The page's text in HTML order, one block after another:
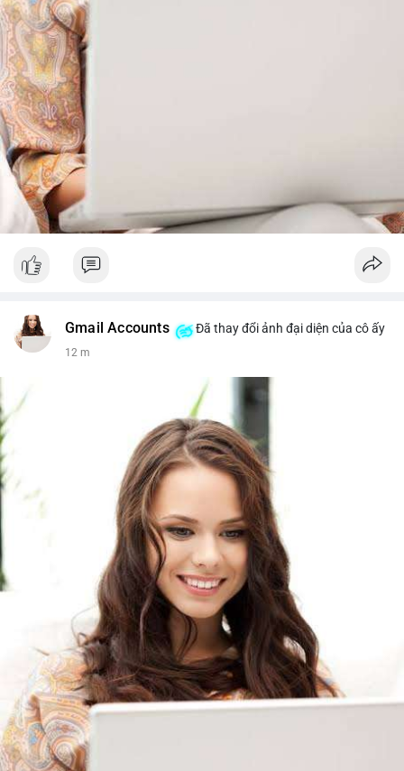
Gmail Accounts Đã thay đổi ảnh đại diện của cô ấy
12 m